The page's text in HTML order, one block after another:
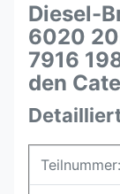
Diesel-
6020
7916
den
Teilnummer: